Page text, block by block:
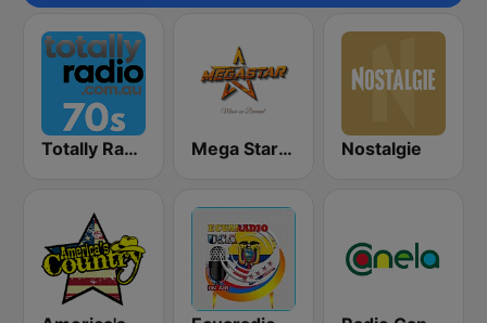
Totally Radio 70s Mega Star Cuenca Nostalgie